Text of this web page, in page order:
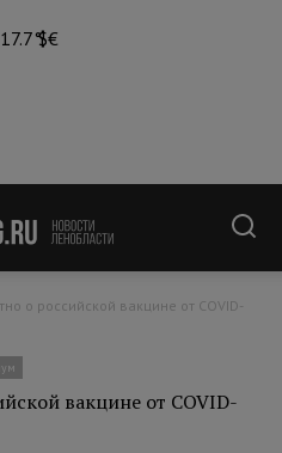
17.7°$€
вакцине от COVID-